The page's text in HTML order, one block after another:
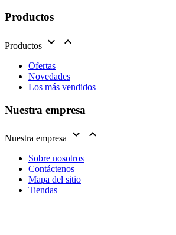
Productos
Productos  
Ofertas
Novedades
Los más vendidos
Nuestra empresa
Nuestra empresa  
Sobre nosotros
Contáctenos
Mapa del sitio
Tiendas